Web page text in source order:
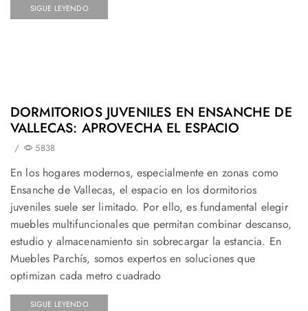
SIGUE LEYENDO
DORMITORIOS JUVENILES EN ENSANCHE DE
VALLECAS: APROVECHA EL ESPACIO
/ 5838
En los hogares modernos, especialmente en zonas como
Ensanche de Vallecas, el espacio en los dormitorios
juveniles suele ser limitado. Por ello, es fundamental elegir
muebles multifuncionales que permitan combinar descanso,
estudio y almacenamiento sin sobrecargar la estancia. En
Muebles Parchís, somos expertos en soluciones que
optimizan cada metro cuadrado
SIGUE LEYENDO